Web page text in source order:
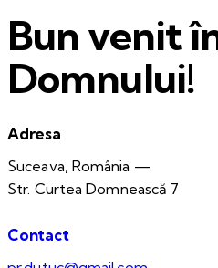
Bun venit
Domnului!
Adresa
Suceava, România —
Str. Curtea Domnească 7
Contact